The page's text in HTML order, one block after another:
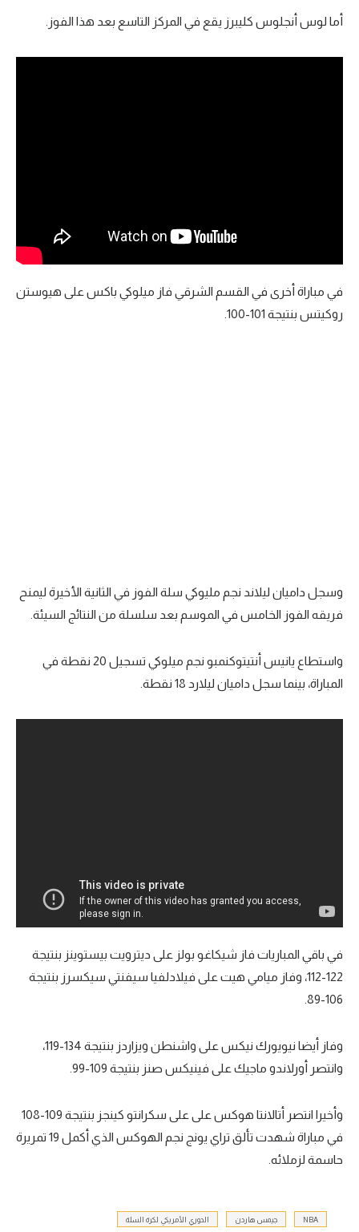
أقسام خاصة
أما لوس أنجلوس كليبرز يقع في المركز التاسع بعد هذا الفوز.
في مباراة أخرى في القسم الشرقي فاز ميلوكي باكس على هيوستن
روكيتس بنتيجة 101-100.
وسجل داميان ليلاند نجم مليوكي سلة الفوز في الثانية الأخيرة ليمنح
فريقه الفوز الخامس في الموسم بعد سلسلة من النتائج السيئة.
واستطاع يانيس أنتيتوكنمبو نجم ميلوكي تسجيل 20 نقطة في
المباراة، بينما سجل داميان ليلارد 18 نقطة.
في باقي المباريات فاز شيكاغو بولز على ديترويت بيستوينز بنتيجة
122-112، وفاز ميامي هيت على فيلادلفيا سيفنتي سيكسرز بنتيجة
106-89.
وفاز أيضا نيويورك نيكس على واشنطن ويزاردز بنتيجة 134-119،
وانتصر أورلاندو ماجيك على فينيكس صنز بنتيجة 109-99.
وأخيرا انتصر أتالانتا هوكس على على سكرانتو كينجز بنتيجة 109-108
في مباراة شهدت تألق تراي يونج نجم الهوكس الذي أكمل 19 تمريرة
حاسمة لزملائه.
NBA جيمس هاردن الدوري الأمريكي لكرة السلة